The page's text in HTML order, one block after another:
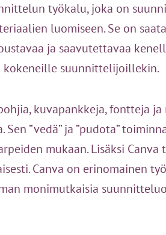
työkalu, joka on
luomiseen. Se on
ja saavutettavaa
suunnittelijoillekin.
kuvapankkeja, fontteja
”vedä” ja ”pudota”
mukaan. Lisäksi
Canva on erinomainen
monimutkaisia